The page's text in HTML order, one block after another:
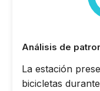
Análisis de
La estación
bicicletas